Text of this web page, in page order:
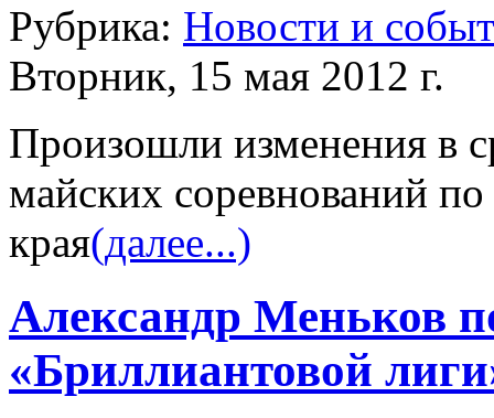
Рубрика: Новости и
Вторник, 15 мая 2012 г.
Произошли изменения в
майских соревнований по
края(далее...)
Александр Меньков
«Бриллиантовой